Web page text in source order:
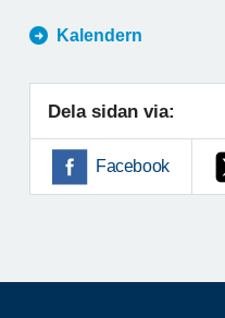
Kalendern
Dela sidan via:
Facebook